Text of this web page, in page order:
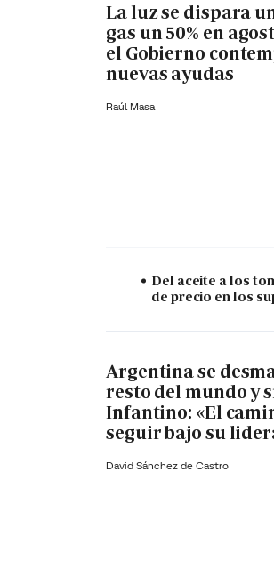
La luz se dispara
gas un 50% en
el Gobierno
nuevas ayudas
Raúl Masa
Del aceite a los
de precio en los
Argentina se
resto del mundo y
Infantino: «El
seguir bajo su
David Sánchez de Castro